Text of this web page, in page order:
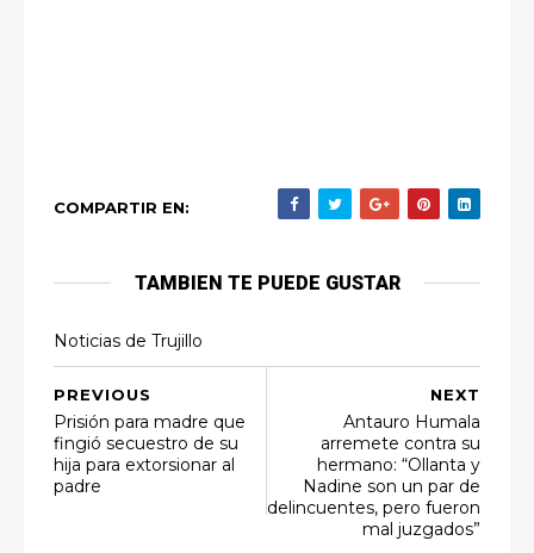
COMPARTIR EN:
TAMBIEN TE PUEDE GUSTAR
Noticias de Trujillo
NEXT
Antauro Humala
arremete contra su
hermano: “Ollanta y
Nadine son un par de
delincuentes, pero fueron
mal juzgados”
PREVIOUS
Prisión para madre que
fingió secuestro de su
hija para extorsionar al
padre